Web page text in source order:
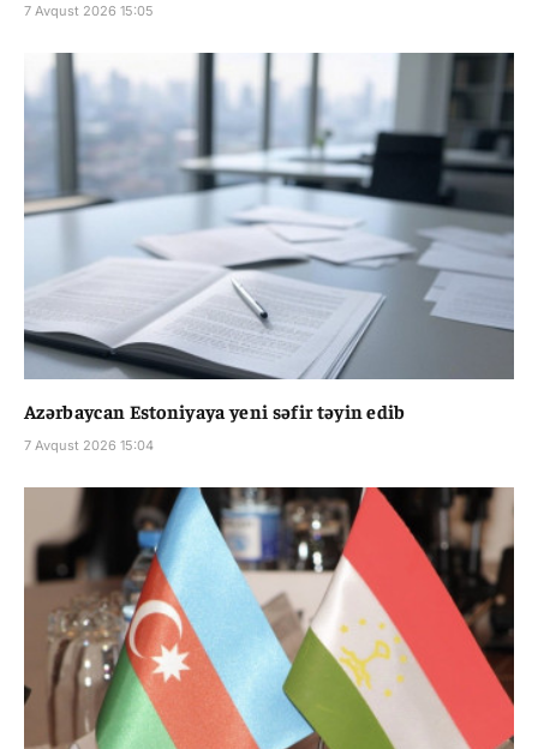
7 Avqust 2026 15:05
Azərbaycan Estoniyaya yeni səfir təyin edib
7 Avqust 2026 15:04